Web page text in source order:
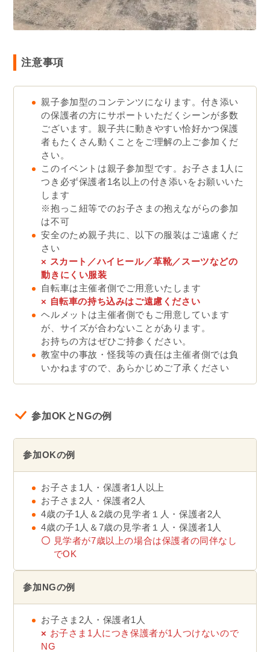
注意事項
親子参加型のコンテンツになります。付き添い
の保護者の方にサポートいただくシーンが多数
ございます。親子共に動きやすい恰好かつ保護
者もたくさん動くことをご理解の上ご参加くだ
さい。
このイベントは親子参加型です。お子さま1人に
つき必ず保護者1名以上の付き添いをお願いいた
します
※抱っこ紐等でのお子さまの抱えながらの参加
は不可
安全のため親子共に、以下の服装はご遠慮くだ
さい
× スカート／ハイヒール／革靴／スーツなどの
動きにくい服装
自転車は主催者側でご用意いたします
× 自転車の持ち込みはご遠慮ください
ヘルメットは主催者側でもご用意しています
が、サイズが合わないことがあります。
お持ちの方はぜひご持参ください。
教室中の事故・怪我等の責任は主催者側では負
いかねますので、あらかじめご了承ください
参加OKとNGの例
参加OKの例
お子さま1人・保護者1人以上
お子さま2人・保護者2人
4歳の子1人＆2歳の見学者１人・保護者2人
4歳の子1人＆7歳の見学者１人・保護者1人
〇 見学者が7歳以上の場合は保護者の同伴なし
でOK
参加NGの例
お子さま2人・保護者1人
× お子さま1人につき保護者が1人つけないので
NG